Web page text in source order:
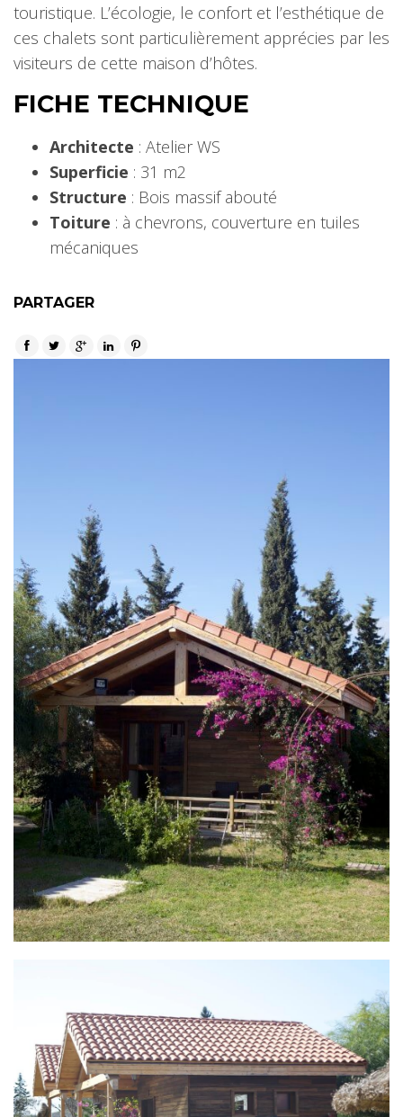
touristique. L’écologie, le confort et l’esthétique de
ces chalets sont particulièrement apprécies par les
visiteurs de cette maison d’hôtes.
FICHE TECHNIQUE
Architecte : Atelier WS
Superficie : 31 m2
Structure : Bois massif abouté
Toiture : à chevrons, couverture en tuiles
mécaniques
PARTAGER